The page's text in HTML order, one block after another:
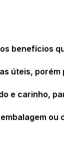
benefícios
úteis,
e carinho,
ou